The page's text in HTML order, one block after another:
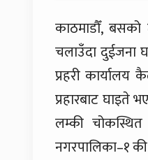
काठमाडौँ,
चलाउँदा दुईजना
प्रहरी कार्यालय
प्रहारबाट घाइते
लम्की
नगरपालिका–१